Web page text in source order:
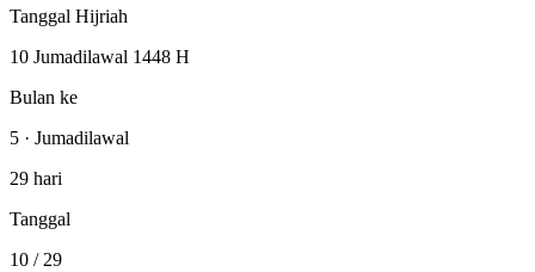
Tanggal Hijriah
10 Jumadilawal 1448 H
Bulan ke
5 · Jumadilawal
29 hari
Tanggal
10 / 29